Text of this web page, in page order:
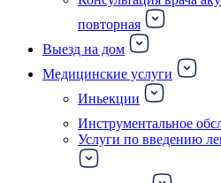
повторная
Выезд на дом
Медицинские услуги
Иньекции
Инструментальное
Услуги по введению